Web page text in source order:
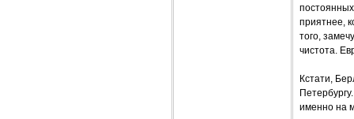
приятнее,
того,
чистота.
Кстати,
именно на